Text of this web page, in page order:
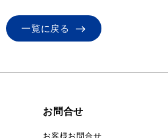
一覧に戻る
お問合せ
お客様お問合せ